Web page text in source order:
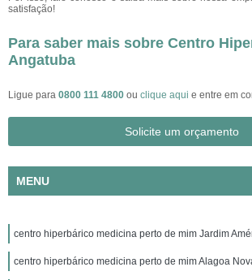
satisfação!
Para saber mais sobre Centro
Angatuba
Ligue para 0800 111 4800 ou clique aqui e entre em
Solicite um orçamento
MENU
centro hiperbárico medicina perto de mim Jardim
centro hiperbárico medicina perto de mim Alagoa